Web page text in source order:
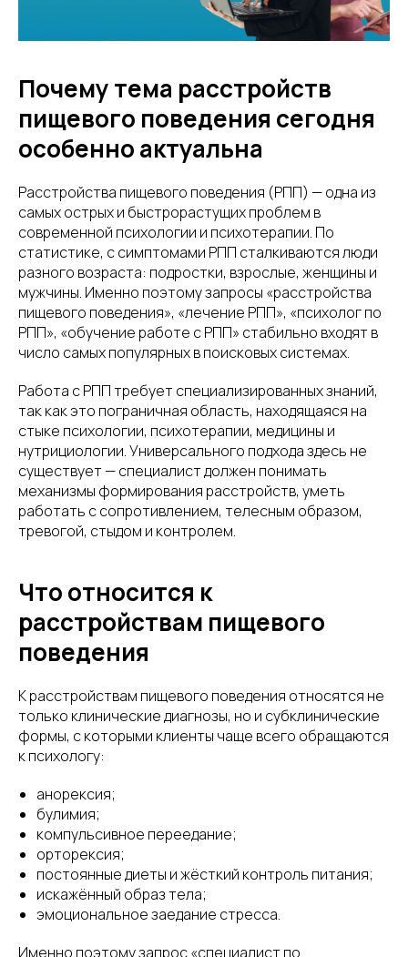
Почему тема расстройств
пищевого поведения сегодня
особенно актуальна
Расстройства пищевого поведения (РПП) — одна из
самых острых и быстрорастущих проблем в
современной психологии и психотерапии. По
статистике, с симптомами РПП сталкиваются люди
разного возраста: подростки, взрослые, женщины и
мужчины. Именно поэтому запросы «расстройства
пищевого поведения», «лечение РПП», «психолог по
РПП», «обучение работе с РПП» стабильно входят в
число самых популярных в поисковых системах.
Работа с РПП требует специализированных знаний,
так как это пограничная область, находящаяся на
стыке психологии, психотерапии, медицины и
нутрициологии. Универсального подхода здесь не
существует — специалист должен понимать
механизмы формирования расстройств, уметь
работать с сопротивлением, телесным образом,
тревогой, стыдом и контролем.
Что относится к
расстройствам пищевого
поведения
К расстройствам пищевого поведения относятся не
только клинические диагнозы, но и субклинические
формы, с которыми клиенты чаще всего обращаются
к психологу:
анорексия;
булимия;
компульсивное переедание;
орторексия;
постоянные диеты и жёсткий контроль питания;
искажённый образ тела;
эмоциональное заедание стресса.
Именно поэтому запрос «специалист по